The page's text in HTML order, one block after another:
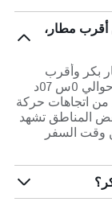
أقرب مطار،
ديار بكر وأقرب
مطار، مطار دييارباكير، تستغرق القيادة عادةً حوالي 0س 07د
من اتجاهات حركة
المناطق تشهد
وقت السفر